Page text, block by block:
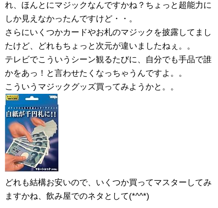
れ、ほんとにマジックなんですかね？ちょっと超能力に
しか見えなかったんですけど・・。
さらにいくつかカードやお札のマジックを披露してまし
たけど、どれもちょっと次元が違いましたねぇ。。
テレビでこういうシーン観るたびに、自分でも手品で誰
かをあっ！と言わせたくなっちゃうんですよ。。
こういうマジックグッズ買ってみようかと。。
どれも結構お安いので、いくつか買ってマスターしてみ
ますかね、飲み屋でのネタとして(*^^*)